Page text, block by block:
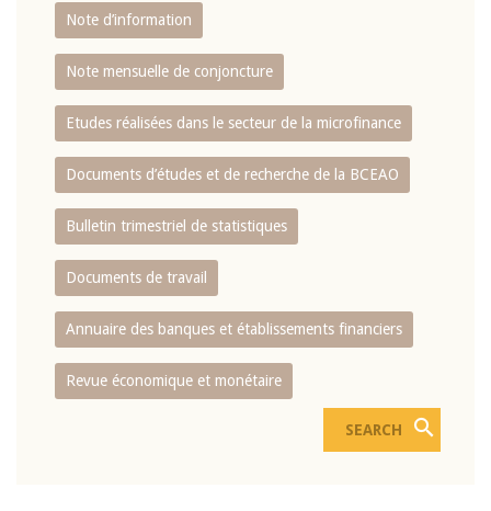
Note d’information
Note mensuelle de conjoncture
Etudes réalisées dans le secteur de la microfinance
Documents d’études et de recherche de la BCEAO
Bulletin trimestriel de statistiques
Documents de travail
Annuaire des banques et établissements financiers
Revue économique et monétaire